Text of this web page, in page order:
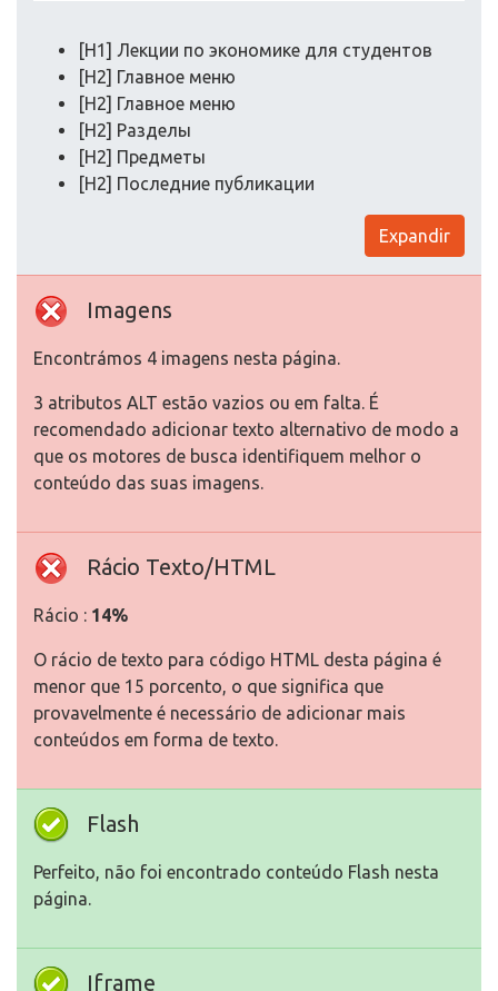
[H1] Лекции по экономике для студентов
[H2] Главное меню
[H2] Главное меню
[H2] Разделы
[H2] Предметы
[H2] Последние публикации
Expandir
Imagens
Encontrámos 4 imagens nesta página.
3 atributos ALT estão vazios ou em falta. É
recomendado adicionar texto alternativo de modo a
que os motores de busca identifiquem melhor o
conteúdo das suas imagens.
Rácio Texto/HTML
Rácio : 14%
O rácio de texto para código HTML desta página é
menor que 15 porcento, o que significa que
provavelmente é necessário de adicionar mais
conteúdos em forma de texto.
Flash
Perfeito, não foi encontrado conteúdo Flash nesta
página.
Iframe